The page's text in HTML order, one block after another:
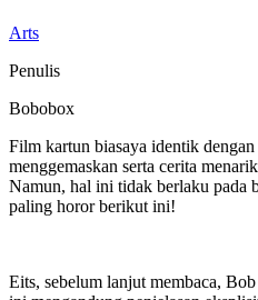
Arts
Penulis
Bobobox
Film kartun biasaya identik
menggemaskan serta cerita
Namun, hal ini tidak berlaku pada
paling horor berikut ini!
Eits, sebelum lanjut membaca,